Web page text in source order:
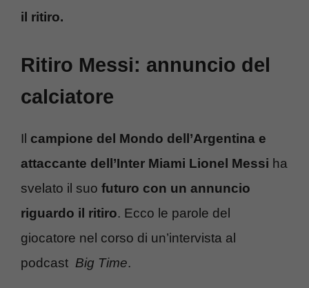
il ritiro.
Ritiro Messi: annuncio del
calciatore
Il campione del Mondo dell’Argentina e
attaccante dell’Inter Miami Lionel Messi ha
svelato il suo futuro con un annuncio
riguardo il ritiro. Ecco le parole del
giocatore nel corso di un’intervista al
podcast Big Time.